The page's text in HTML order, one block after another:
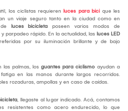
los ciclistas requieren luces para bicique les
un viaje seguro tanto en la ciudad como en
de luces bicicleta poseen varios modos de
parpadeo rápido. En la actualidad, las luces LED
por su iluminación brillante y de bajo
las palmas, los guantes para ciclismo ayudan a
en las manos durante largos recorridos.
rozaduras, ampollas y en caso de caídas.
, llegaste al lugar indicado. Acá, contamos
resistentes como acero endurecido, lo que